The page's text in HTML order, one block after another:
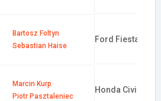
Bartosz Foltyn
Sebastian Haise
Ford Fiesta R2
Marcin Kurp
Piotr Pasztaleniec
Honda Civic